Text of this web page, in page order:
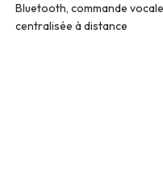
Bluetooth, commande
centralisée à distance